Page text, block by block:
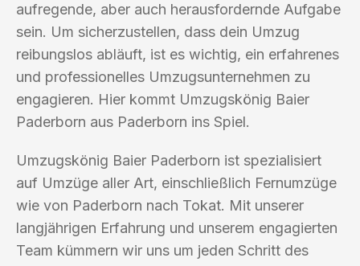
aufregende, aber auch herausfordernde Aufgabe
sein. Um sicherzustellen, dass dein Umzug
reibungslos abläuft, ist es wichtig, ein erfahrenes
und professionelles Umzugsunternehmen zu
engagieren. Hier kommt Umzugskönig Baier
Paderborn aus Paderborn ins Spiel.
Umzugskönig Baier Paderborn ist spezialisiert
auf Umzüge aller Art, einschließlich Fernumzüge
wie von Paderborn nach Tokat. Mit unserer
langjährigen Erfahrung und unserem engagierten
Team kümmern wir uns um jeden Schritt des